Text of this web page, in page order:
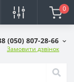
0
(050) 807-28-66
Замовити дзвінок